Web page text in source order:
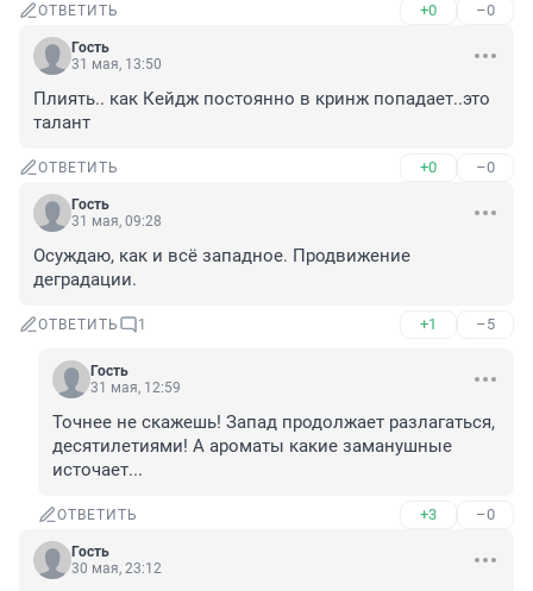
ОТВЕТИТЬ +0 –0
Гость
31 мая, 13:50
Плиять.. как Кейдж постоянно в кринж попадает..это
талант
ОТВЕТИТЬ +0 –0
Гость
31 мая, 09:28
Осуждаю, как и всё западное. Продвижение
деградации.
ОТВЕТИТЬ 1 +1 –5
Гость
31 мая, 12:59
Точнее не скажешь! Запад продолжает разлагаться,
десятилетиями! А ароматы какие заманушные
источает...
ОТВЕТИТЬ +3 –0
Гость
30 мая, 23:12